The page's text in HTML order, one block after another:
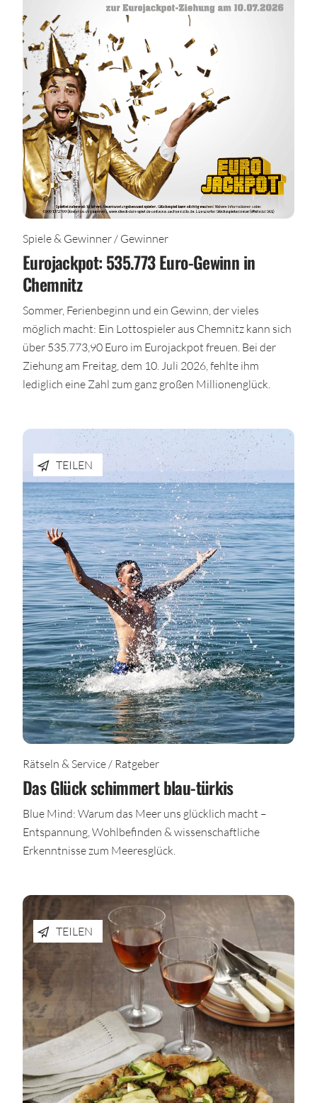
Spiele & Gewinner / Gewinner
Eurojackpot: 535.773 Euro-Gewinn in
Chemnitz
Sommer, Ferienbeginn und ein Gewinn, der vieles
möglich macht: Ein Lottospieler aus Chemnitz kann sich
über 535.773,90 Euro im Eurojackpot freuen. Bei der
Ziehung am Freitag, dem 10. Juli 2026, fehlte ihm
lediglich eine Zahl zum ganz großen Millionenglück.
TEILEN
Rätseln & Service / Ratgeber
Das Glück schimmert blau-türkis
Blue Mind: Warum das Meer uns glücklich macht –
Entspannung, Wohlbefinden & wissenschaftliche
Erkenntnisse zum Meeresglück.
TEILEN